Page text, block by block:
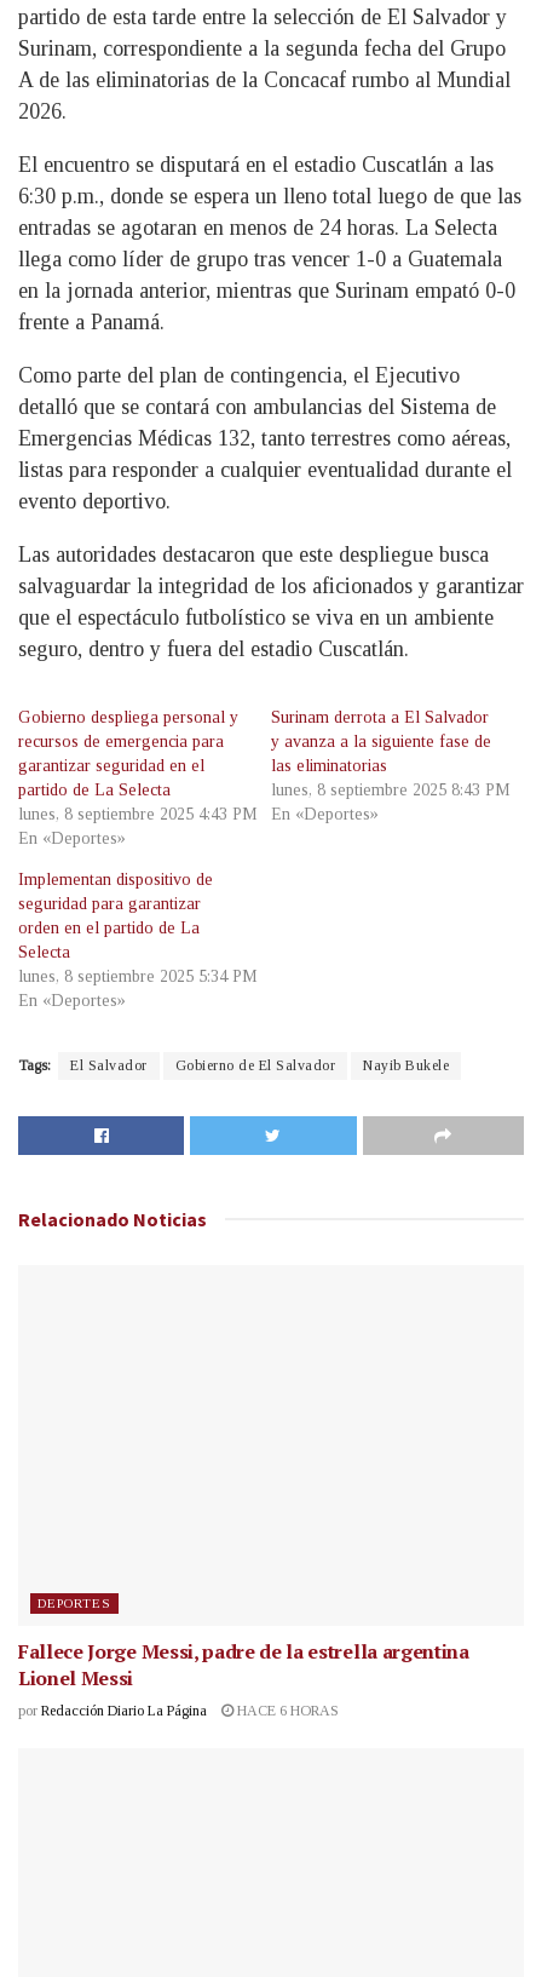
partido de esta tarde entre la selección de El Salvador y
Surinam, correspondiente a la segunda fecha del Grupo
A de las eliminatorias de la Concacaf rumbo al Mundial
2026.
El encuentro se disputará en el estadio Cuscatlán a las
6:30 p.m., donde se espera un lleno total luego de que las
entradas se agotaran en menos de 24 horas. La Selecta
llega como líder de grupo tras vencer 1-0 a Guatemala
en la jornada anterior, mientras que Surinam empató 0-0
frente a Panamá.
Como parte del plan de contingencia, el Ejecutivo
detalló que se contará con ambulancias del Sistema de
Emergencias Médicas 132, tanto terrestres como aéreas,
listas para responder a cualquier eventualidad durante el
evento deportivo.
Las autoridades destacaron que este despliegue busca
salvaguardar la integridad de los aficionados y garantizar
que el espectáculo futbolístico se viva en un ambiente
seguro, dentro y fuera del estadio Cuscatlán.
Gobierno despliega personal y
recursos de emergencia para
garantizar seguridad en el
partido de La Selecta
lunes, 8 septiembre 2025 4:43 PM
En «Deportes»
Surinam derrota a El Salvador
y avanza a la siguiente fase de
las eliminatorias
lunes, 8 septiembre 2025 8:43 PM
En «Deportes»
Implementan dispositivo de
seguridad para garantizar
orden en el partido de La
Selecta
lunes, 8 septiembre 2025 5:34 PM
En «Deportes»
Tags: El Salvador Gobierno de El Salvador Nayib Bukele
Relacionado Noticias
DEPORTES
Fallece Jorge Messi, padre de la estrella argentina
Lionel Messi
por Redacción Diario La Página HACE 6 HORAS